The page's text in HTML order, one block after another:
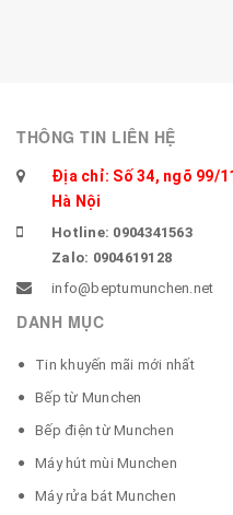
THÔNG TIN LIÊN HỆ
Địa chỉ: Số 34, ngõ 99/
Hà Nội
Hotline: 0904341563
Zalo: 0904619128
info@beptumunchen.net
DANH MỤC
Tin khuyến mãi mới nhất
Bếp từ Munchen
Bếp điện từ Munchen
Máy hút mùi Munchen
Máy rửa bát Munchen